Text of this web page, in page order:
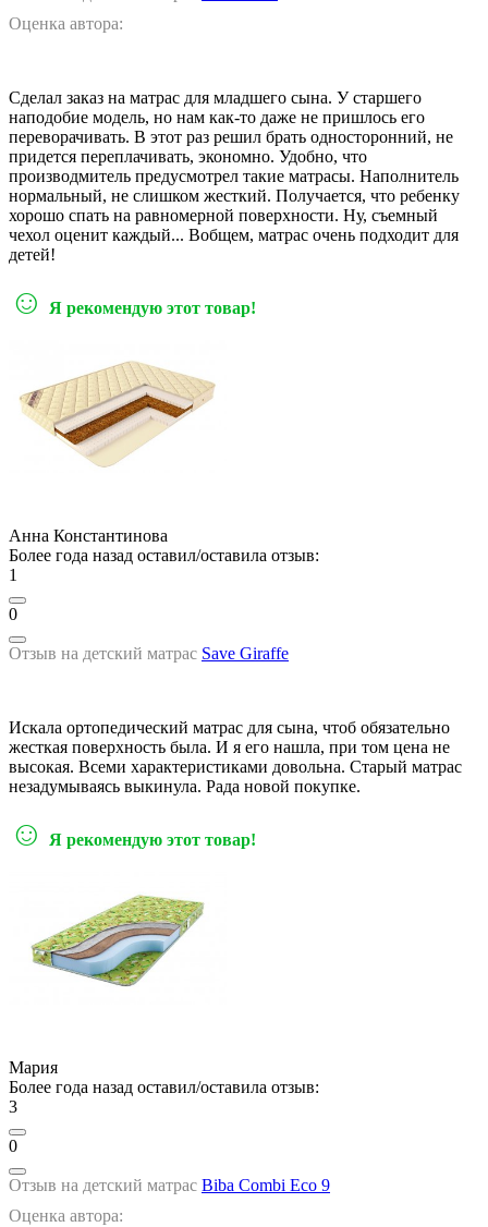
Оценка автора:
Сделал заказ на матрас для младшего сына. У старшего
наподобие модель, но нам как-то даже не пришлось его
переворачивать. В этот раз решил брать односторонний, не
придется переплачивать, экономно. Удобно, что
производмитель предусмотрел такие матрасы. Наполнитель
нормальный, не слишком жесткий. Получается, что ребенку
хорошо спать на равномерной поверхности. Ну, съемный
чехол оценит каждый... Вобщем, матрас очень подходит для
детей!
☺ Я рекомендую этот товар!
Анна Константинова
Более года назад оставил/оставила отзыв:
1
0
Отзыв на детский матрас Save Giraffe
Искала ортопедический матрас для сына, чтоб обязательно
жесткая поверхность была. И я его нашла, при том цена не
высокая. Всеми характеристиками довольна. Старый матрас
незадумываясь выкинула. Рада новой покупке.
☺ Я рекомендую этот товар!
Мария
Более года назад оставил/оставила отзыв:
3
0
Отзыв на детский матрас Biba Combi Eco 9
Оценка автора: